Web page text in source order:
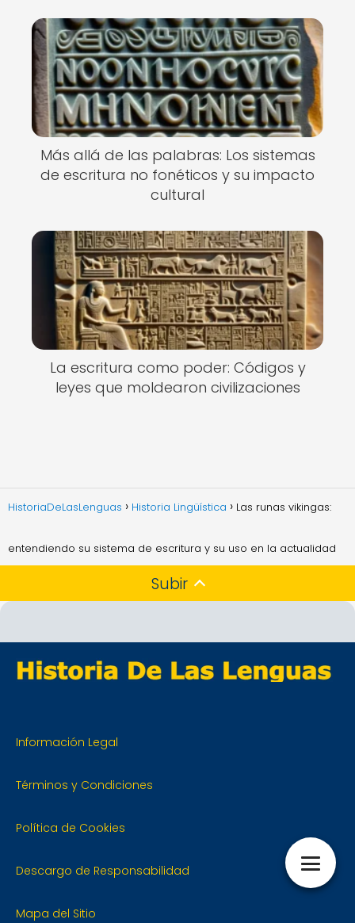
Más allá de las palabras: Los sistemas
de escritura no fonéticos y su impacto
cultural
La escritura como poder: Códigos y
leyes que moldearon civilizaciones
HistoriaDeLasLenguas Historia Lingüística Las runas vikingas:
entendiendo su sistema de escritura y su uso en la actualidad
Subir
Información Legal
Términos y Condiciones
Política de Cookies
Descargo de Responsabilidad
Mapa del Sitio